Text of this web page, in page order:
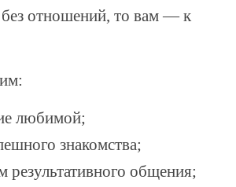
отношений, то вам — к
любимой;
знакомства;
результативного общения;